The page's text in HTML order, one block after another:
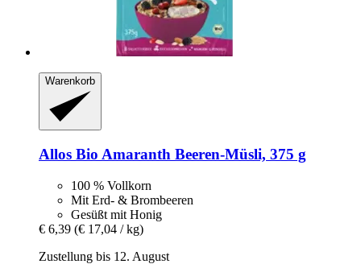
Warenkorb
Allos Bio Amaranth Beeren-​Müsli, 375 g
100 % Vollkorn
Mit Erd- & Brombeeren
Gesüßt mit Honig
€ 6,39 (€ 17,04 / kg)
Zustellung bis 12. August